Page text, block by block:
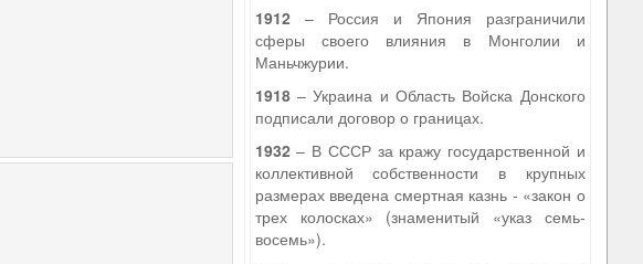
1912– Россия и Япония разграничили
сферы своего влияния в Монголии и
Маньчжурии.
1918– Украина и Область Войска Донского
подписали договор о границах.
1932– В СССР за кражу государственной и
коллективной собственности в крупных
размерах введена смертная казнь - «закон о
трех колосках» (знаменитый «указ семь-
восемь»).